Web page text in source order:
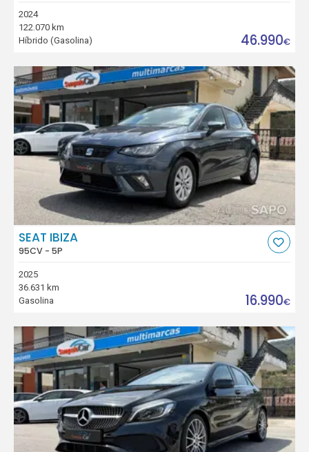
2024
122.070 km
Híbrido (Gasolina)
46.990€
SEAT IBIZA
95CV - 5P
2025
36.631 km
Gasolina
16.990€